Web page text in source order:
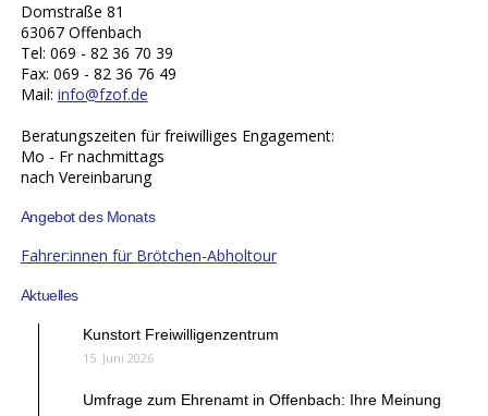
Domstraße 81
63067 Offenbach
Tel: 069 - 82 36 70 39
Fax: 069 - 82 36 76 49
Mail: info@fzof.de
Beratungszeiten für freiwilliges Engagement:
Mo - Fr nachmittags
nach Vereinbarung
Angebot des Monats
Fahrer:innen für Brötchen-Abholtour
Aktuelles
Kunstort Freiwilligenzentrum
15. Juni 2026
Umfrage zum Ehrenamt in Offenbach: Ihre Meinung